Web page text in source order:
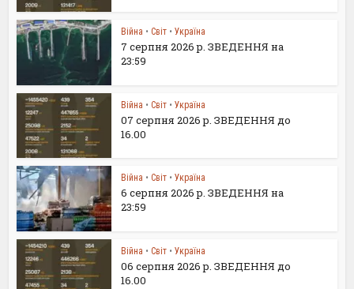
Війна • Світ • Україна
7 серпня 2026 р. ЗВЕДЕННЯ на
23:59
Війна • Світ • Україна
07 серпня 2026 р. ЗВЕДЕННЯ до
16.00
Війна • Світ • Україна
6 серпня 2026 р. ЗВЕДЕННЯ на
23:59
Війна • Світ • Україна
06 серпня 2026 р. ЗВЕДЕННЯ до
16.00